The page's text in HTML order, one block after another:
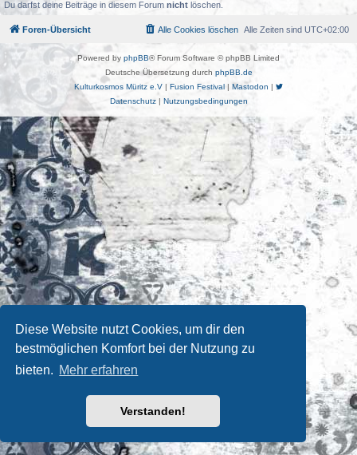
Diese Website nutzt Cookies, um dir den
bestmöglichen Komfort bei der Nutzung zu
bieten. Mehr erfahren
Verstanden!
Du darfst deine Beiträge in diesem Forum nicht löschen.
Foren-Übersicht Alle Zeiten sind UTC+02:00
Alle Cookies löschen
Powered by phpBB® Forum Software © phpBB Limited
Deutsche Übersetzung durch phpBB.de
Kulturkosmos Müritz e.V | Fusion Festival | Mastodon |
Datenschutz| Nutzungsbedingungen